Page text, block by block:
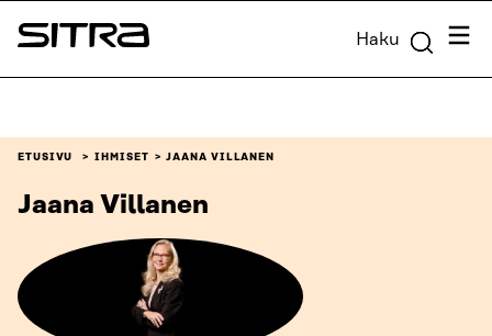
Siirry
suoraan
Sitra Haku
ETUSIVU IHMISET JAANA VILLANEN
Jaana Villanen